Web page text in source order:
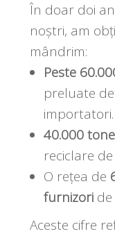
În doar doi
noștri, am
mândrim:
Peste
preluate
importatori.
40.000
reciclare de
O rețea de
furnizoride
Aceste cifre